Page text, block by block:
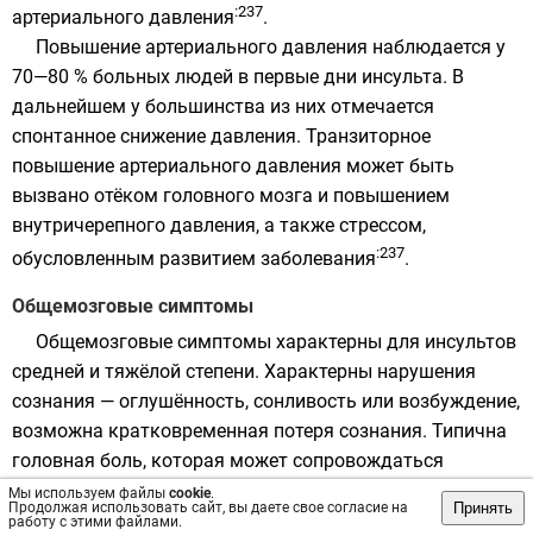
Мы используем файлы cookie.
Продолжая использовать сайт, вы даете свое согласие на
работу с этими файлами.
Принять
артериального давления:237.
Повышение артериального давления наблюдается у
70—80 % больных людей в первые дни инсульта. В
дальнейшем у большинства из них отмечается
спонтанное снижение давления. Транзиторное
повышение артериального давления может быть
вызвано отёком головного мозга и повышением
внутричерепного давления, а также стрессом,
обусловленным развитием заболевания:237.
Общемозговые симптомы
Общемозговые симптомы характерны для инсультов
средней и тяжёлой степени. Характерны нарушения
сознания — оглушённость, сонливость или возбуждение,
возможна кратковременная потеря сознания. Типична
головная боль, которая может сопровождаться
тошнотой или рвотой, головокружение, боль в глазных
яблоках, усиливающаяся при движении глаз. Реже